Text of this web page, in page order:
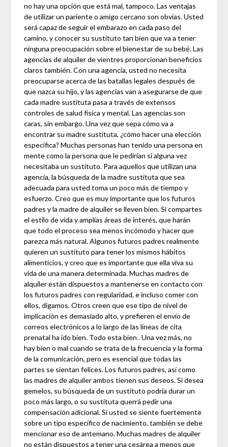
no hay una opción que está mal, tampoco. Las ventajas
de utilizar un pariente o amigo cercano son obvias. Usted
será capaz de seguir el embarazo en cada paso del
camino, y conocer su sustituto tan bien que va a tener
ninguna preocupación sobre el bienestar de su bebé. Las
agencias de alquiler de vientres proporcionan beneficios
claros también. Con una agencia, usted no necesita
preocuparse acerca de las batallas legales después de
que nazca su hijo, y las agencias van a asegurarse de que
cada madre sustituta pasa a través de extensos
controles de salud física y mental. Las agencias son
caras, sin embargo. Una vez que sepa cómo va a
encontrar su madre sustituta, ¿cómo hacer una elección
específica? Muchas personas han tenido una persona en
mente como la persona que le pedirían si alguna vez
necesitaba un sustituto. Para aquellos que utilizan una
agencia, la búsqueda de la madre sustituta que sea
adecuada para usted toma un poco más de tiempo y
esfuerzo. Creo que es muy importante que los futuros
padres y la madre de alquiler se lleven bien. Si compartes
el estilo de vida y amplias áreas de interés, que harán
que todo el proceso sea menos incómodo y hacer que
parezca más natural. Algunos futuros padres realmente
quieren un sustituto para tener los mismos hábitos
alimenticios, y creo que es importante que ella viva su
vida de una manera determinada. Muchas madres de
alquiler están dispuestos a mantenerse en contacto con
los futuros padres con regularidad, e incluso comer con
ellos, digamos. Otros creen que ese tipo de nivel de
implicación es demasiado alto, y prefieren el envío de
correos electrónicos a lo largo de las líneas de cita
prenatal ha ido bien. Todo esta bien . Una vez más, no
hay bien o mal cuando se trata de la frecuencia y la forma
de la comunicación, pero es esencial que todas las
partes se sientan felices. Los futuros padres, así como
las madres de alquiler ambos tienen sus deseos. Si desea
gemelos, su búsqueda de un sustituto podría durar un
poco más largo, o su sustituta querrá pedir una
compensación adicional. Si usted se siente fuertemente
sobre un tipo específico de nacimiento, también se debe
mencionar eso de antemano. Muchas madres de alquiler
no están dispuestos a tener una cesárea a menos que